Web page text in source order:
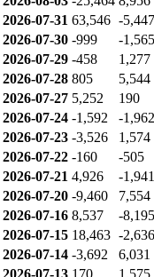
기관: -9,489
외인: 138,200
순매수
날짜 개인 기관
2026-08-07
-8,868 96
2026-08-06
-9,312 -1,037
2026-08-05
-6,061 -6,937
2026-08-04 -34,144 -21
2026-08-03 -25,464 8,956
2026-07-31
63,546 -5,447
2026-07-30 -999 -1,565